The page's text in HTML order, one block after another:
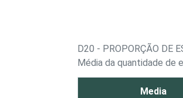
D20 - PROPORÇÃO DE
Média da quantidade de
Media